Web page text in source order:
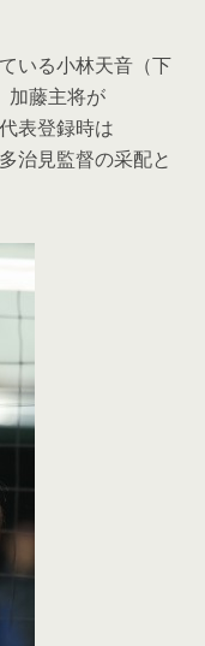
いる小林天音（下
加藤主将が
表登録時は
治見監督の采配と